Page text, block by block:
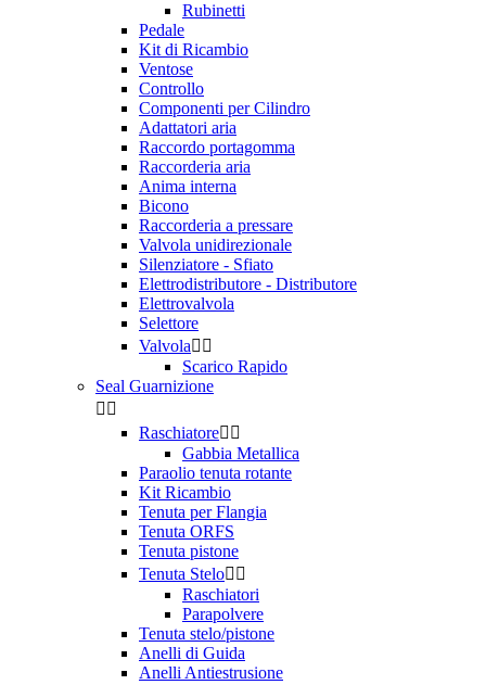
Rubinetti
Pedale
Kit di Ricambio
Ventose
Controllo
Componenti per Cilindro
Adattatori aria
Raccordo portagomma
Raccorderia aria
Anima interna
Bicono
Raccorderia a pressare
Valvola unidirezionale
Silenziatore - Sfiato
Elettrodistributore - Distributore
Elettrovalvola
Selettore
Valvola 
Scarico Rapido
Seal Guarnizione
 
Raschiatore 
Gabbia Metallica
Paraolio tenuta rotante
Kit Ricambio
Tenuta per Flangia
Tenuta ORFS
Tenuta pistone
Tenuta Stelo 
Raschiatori
Parapolvere
Tenuta stelo/pistone
Anelli di Guida
Anelli Antiestrusione